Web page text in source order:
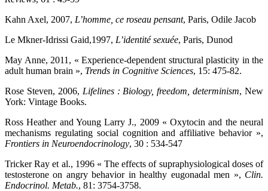
Kahn Axel, 2007, L’homme, ce roseau pensant, Paris, Odile Jacob
Le Mkner-Idrissi Gaid,1997, L’identité sexuée, Paris, Dunod
May Anne, 2011, « Experience-dependent structural plasticity in the
adult human brain », Trends in Cognitive Sciences, 15: 475-82.
Rose Steven, 2006, Lifelines : Biology, freedom, determinism, New
York: Vintage Books.
Ross Heather and Young Larry J., 2009 « Oxytocin and the neural
mechanisms regulating social cognition and affiliative behavior »,
Frontiers in Neuroendocrinology, 30 : 534-547
Tricker Ray et al., 1996 « The effects of supraphysiological doses of
testosterone on angry behavior in healthy eugonadal men », Clin.
Endocrinol. Metab., 81: 3754-3758.